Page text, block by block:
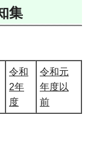
集
令和
2年
度
令和元
年度以
前